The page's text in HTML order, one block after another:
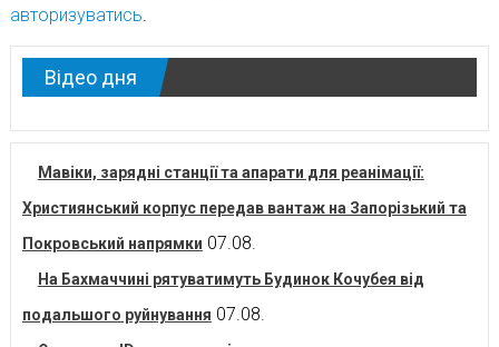
авторизуватись.
Відео дня
Мавіки, зарядні станції та апарати для реанімації:
Християнський корпус передав вантаж на Запорізький та
Покровський напрямки 07.08.
На Бахмаччині рятуватимуть Будинок Кочубея від
подальшого руйнування 07.08.